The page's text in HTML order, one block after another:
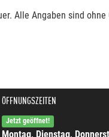
Alle Angaben sind
ÖFFNUNGSZEITEN
Jetzt geöffnet!
Montag, Dienstag,